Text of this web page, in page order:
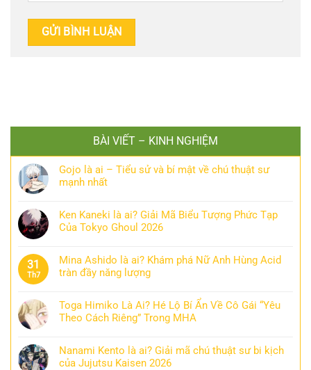
BÀI VIẾT – KINH NGHIỆM
Gojo là ai – Tiểu sử và bí mật về chú thuật sư
mạnh nhất
Ken Kaneki là ai? Giải Mã Biểu Tượng Phức Tạp
Của Tokyo Ghoul 2026
31
Th7
Mina Ashido là ai? Khám phá Nữ Anh Hùng Acid
tràn đầy năng lượng
Toga Himiko Là Ai? Hé Lộ Bí Ẩn Về Cô Gái “Yêu
Theo Cách Riêng” Trong MHA
Nanami Kento là ai? Giải mã chú thuật sư bi kịch
của Jujutsu Kaisen 2026